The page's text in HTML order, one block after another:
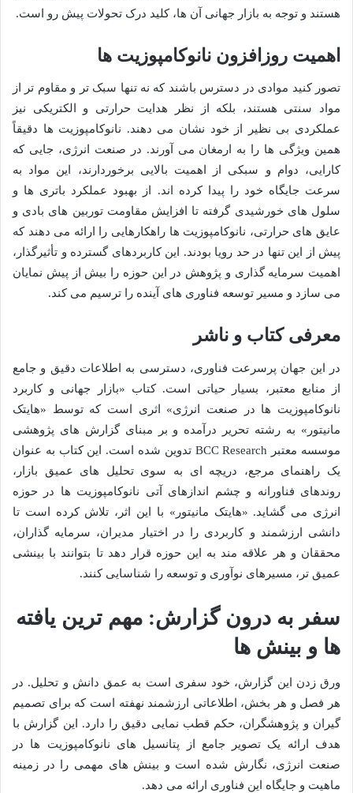
هستند و توجه به بازار جهانی آن ها، کلید درک تحولات پیش رو است.
اهمیت روزافزون نانوکامپوزیت ها
تصور کنید موادی در دسترس باشند که نه تنها سبک تر و مقاوم تر از
مواد سنتی هستند، بلکه از نظر هدایت حرارتی و الکتریکی نیز
عملکردی بی نظیر از خود نشان می دهند. نانوکامپوزیت ها دقیقاً
همین ویژگی ها را به ارمغان می آورند. در صنعت انرژی، جایی که
کارایی، دوام و سبکی از اهمیت بالایی برخوردارند، این مواد به
سرعت جایگاه خود را پیدا کرده اند. از بهبود عملکرد باتری ها و
سلول های خورشیدی گرفته تا افزایش مقاومت توربین های بادی و
عایق های حرارتی، نانوکامپوزیت ها راهکارهایی را ارائه می دهند که
پیش از این تنها در حد رویا بودند. این کاربردهای گسترده و تأثیرگذار،
اهمیت سرمایه گذاری و پژوهش در این حوزه را بیش از پیش نمایان
می سازد و مسیر توسعه فناوری های آینده را ترسیم می کند.
معرفی کتاب و ناشر
در این جهان پرسرعت فناوری، دسترسی به اطلاعات دقیق و جامع
از منابع معتبر، بسیار حیاتی است. کتاب «بازار جهانی و کاربرد
نانوکامپوزیت ها در صنعت انرژی» اثری است که توسط «هایتک
مانیتور» به رشته تحریر درآمده و بر مبنای گزارش های پژوهشی
موسسه معتبر BCC Research تدوین شده است. این کتاب به عنوان
یک راهنمای مرجع، دریچه ای به سوی تحلیل های عمیق بازار،
روندهای فناورانه و چشم اندازهای آتی نانوکامپوزیت ها در حوزه
انرژی می گشاید. «هایتک مانیتور» با این اثر، تلاش کرده است تا
دانشی ارزشمند و کاربردی را در اختیار مدیران، سرمایه گذاران،
محققان و هر علاقه مند به این حوزه قرار دهد تا بتوانند با بینشی
عمیق تر، مسیرهای نوآوری و توسعه را شناسایی کنند.
سفر به درون گزارش: مهم ترین یافته
ها و بینش ها
ورق زدن این گزارش، خود سفری است به عمق دانش و تحلیل. در
هر فصل و هر بخش، اطلاعاتی ارزشمند نهفته است که برای تصمیم
گیران و پژوهشگران، حکم قطب نمایی دقیق را دارد. این گزارش با
هدف ارائه یک تصویر جامع از پتانسیل های نانوکامپوزیت ها در
صنعت انرژی، نگارش شده است و بینش های مهمی را در زمینه
ماهیت و جایگاه این فناوری ارائه می دهد.